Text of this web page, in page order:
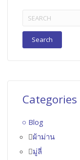
Search
for:
Categories
Blog
ผ้าม่าน
มู่ลี่